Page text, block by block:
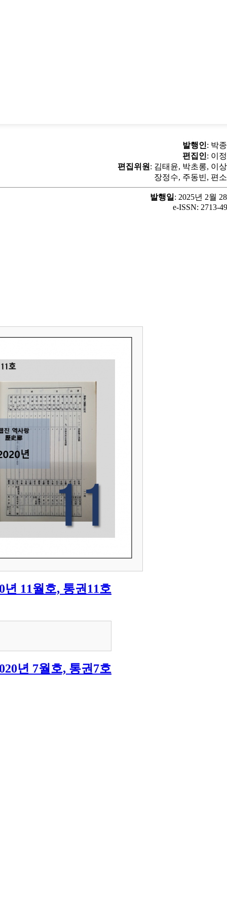
발행인: 박
편집인: 이
편집위원 : 김태윤, 박초롱, 이
장정수, 주동빈, 편
발행일 : 2025년 2월
e-ISSN: 2713-
년 11월호, 통권11호
년 7월호, 통권7호